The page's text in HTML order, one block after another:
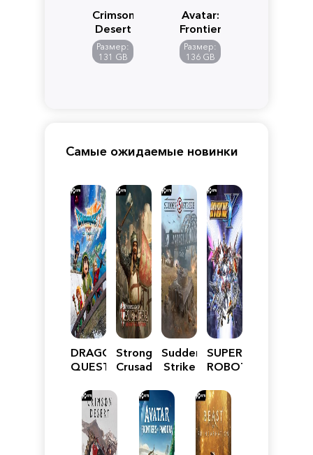
Crimson
Desert
Размер:
131 GB
Avatar:
Frontiers
of
Pandora
Размер:
136 GB
Самые ожидаемые новинки
DRAGON
QUEST
Reimagined
Stronghold
Crusader:
Edition
Sudden
Strike
SUPER
ROBOT
Y